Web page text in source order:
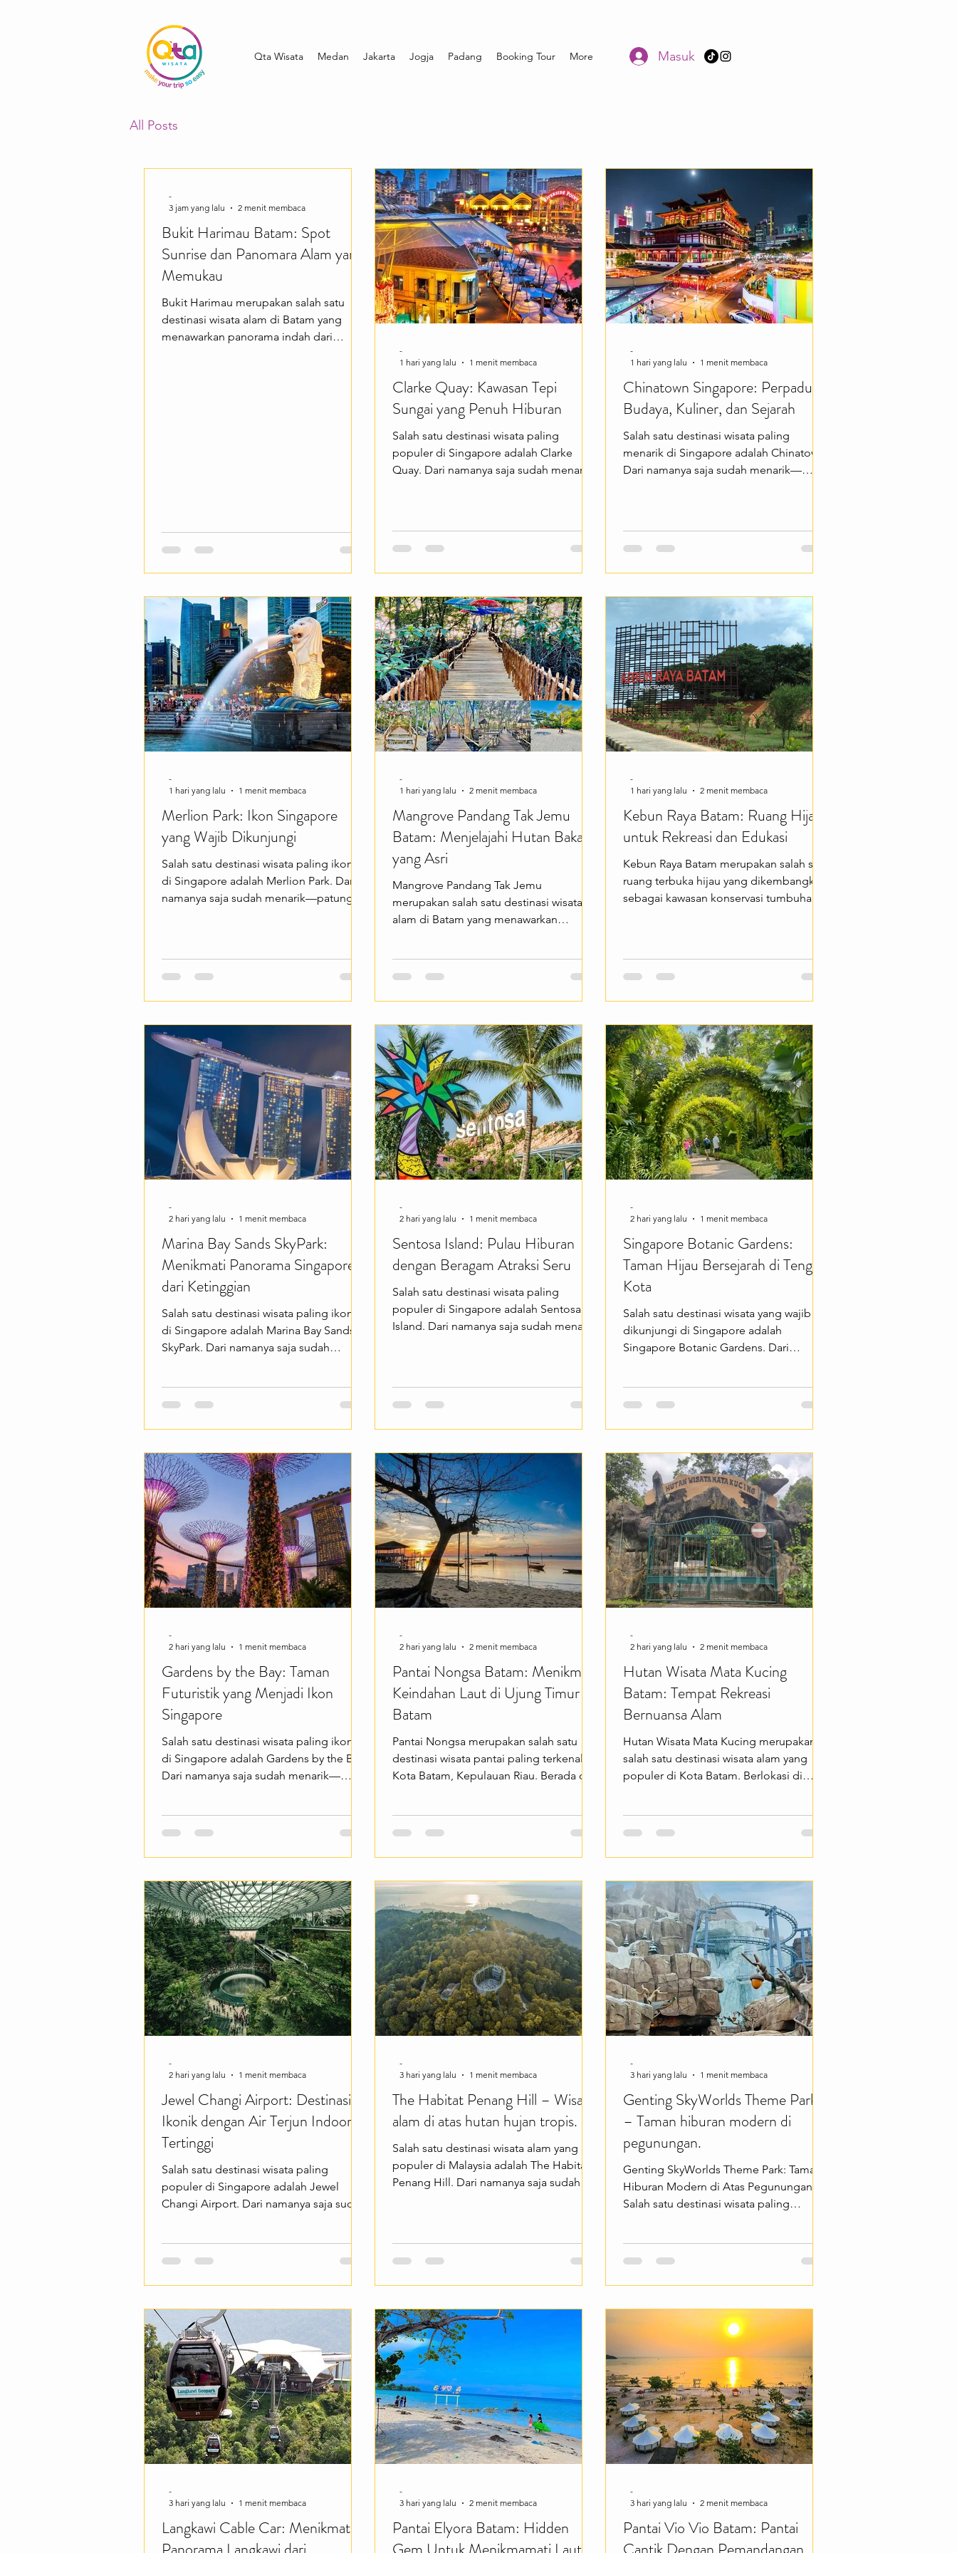
Qta Wisata Medan Jakarta Jogja Padang Booking Tour More Masuk
All Posts
Bukit Harimau Batam: Spot
Sunrise dan Panomara Alam yang
Memukau
Bukit Harimau merupakan salah satu
destinasi wisata alam di Batam yang
menawarkan panorama indah dari
-
3 jam yang lalu
2 menit membaca
Clarke Quay: Kawasan Tepi
Sungai yang Penuh Hiburan
Salah satu destinasi wisata paling
populer di Singapore adalah Clarke
Quay. Dari namanya saja sudah menarik
modern. Cocok buat kamu yang ingin
menikmati sisi berbeda dari Singapore.
pengalaman menarik seperti menikmati
makan malam di tepi sungai, menyusuri
Singapore River dengan kapal wisata,
berburu foto
-
1 hari yang lalu
1 menit membaca
Chinatown Singapore: Perpaduan
Budaya, Kuliner, dan Sejarah
Salah satu destinasi wisata paling
menarik di Singapore adalah Chinatown.
Dari namanya saja sudah menarik—
Cocok buat kamu yang ingin merasakan
suasana budaya khas Tionghoa di
Chinatown menawarkan berbagai
pengalaman menarik seperti mencicipi
makanan khas di hawker centre, berburu
oleh-oleh unik, me
-
1 hari yang lalu
1 menit membaca
Merlion Park: Ikon Singapore
yang Wajib Dikunjungi
Salah satu destinasi wisata paling ikonik
di Singapore adalah Merlion Park. Dari
namanya saja sudah menarik—patung
buat kamu yang ingin mengunjungi
landmark paling terkenal di Negeri
berbagai pengalaman menarik seperti
berfoto dengan latar Marina Bay,
menikmati pemandangan Marina Bay
Sands dan Esplanade, hi
-
1 hari yang lalu
1 menit membaca
Mangrove Pandang Tak Jemu
Batam: Menjelajahi Hutan Bakau
yang Asri
Mangrove Pandang Tak Jemu
merupakan salah satu destinasi wisata
alam di Batam yang menawarkan
pesisir Batam, tempat ini menjadi pilihan
menikmati suasana alam sekaligus
mempelajari pentingnya ekosistem
mangrove bagi lingkungan. Dengan
pemandangan yang hijau, udara yang
segar, serta jalur kayu yang membelah
kawasan hutan bakau, Mangrove
Pandang Tak Jemu menghadirkan
penga
-
1 hari yang lalu
2 menit membaca
Kebun Raya Batam: Ruang Hijau
untuk Rekreasi dan Edukasi
Kebun Raya Batam merupakan salah satu
ruang terbuka hijau yang dikembangkan
sebagai kawasan konservasi tumbuhan,
ini menjadi pilihan tepat bagi wisatawan
yang ingin menikmati wisata alam sambil
keanekaragaman hayati. Bagi masyarakat
maupun wisatawan, Kebun Raya Batam
menawarkan pengalaman berlibur y
-
1 hari yang lalu
2 menit membaca
Marina Bay Sands SkyPark:
Menikmati Panorama Singapore
dari Ketinggian
Salah satu destinasi wisata paling ikonik
di Singapore adalah Marina Bay Sands
SkyPark. Dari namanya saja sudah
menawarkan panorama 360 derajat yang
dari ketinggian. Cocok buat kamu yang
ingin menikmati pemandangan kota
yang spektakuler. Marina Bay Sands
SkyPark menawarkan berbagai
pengalaman menarik seperti melihat
Marina Bay, Gardens by the Bay, dan
deretan gedung pencakar
-
2 hari yang lalu
1 menit membaca
Sentosa Island: Pulau Hiburan
dengan Beragam Atraksi Seru
Salah satu destinasi wisata paling
populer di Singapore adalah Sentosa
Island. Dari namanya saja sudah menarik
yang ingin menikmati liburan penuh
hiburan dalam satu kawasan. Sentosa
pengalaman menarik seperti bersantai di
pantai, mengunjungi Madame Tussauds
Singapore, bermain di Adventure Cove
Waterpar
-
2 hari yang lalu
1 menit membaca
Singapore Botanic Gardens:
Taman Hijau Bersejarah di Tengah
Kota
Salah satu destinasi wisata yang wajib
dikunjungi di Singapore adalah
Singapore Botanic Gardens. Dari
UNESCO ini menawarkan hamparan
tropis yang beragam, dan suasana yang
tenang di tengah hiruk pikuk kota.
Cocok buat kamu yang ingin menikmati
wisata alam sambil bersantai. Singapore
Botanic Gardens menawarkan berbagai
pengalaman menarik seperti berjalan
menyusuri jalur
-
2 hari yang lalu
1 menit membaca
Gardens by the Bay: Taman
Futuristik yang Menjadi Ikon
Singapore
Salah satu destinasi wisata paling ikonik
di Singapore adalah Gardens by the Bay.
Dari namanya saja sudah menarik—
Flower Dome, dan Cloud Forest yang
konsep modern. Cocok buat kamu yang
ingin menikmati perpaduan keindahan
alam dan teknologi dalam satu tempat.
Gardens by the Bay menawarkan
berbagai pengalaman menarik seperti
berjalan di OCBC Skyway, mengunjungi
Flower Dom
-
2 hari yang lalu
1 menit membaca
Pantai Nongsa Batam: Menikmati
Keindahan Laut di Ujung Timur
Batam
Pantai Nongsa merupakan salah satu
destinasi wisata pantai paling terkenal di
Kota Batam, Kepulauan Riau. Berada di
pasir yang bersih, air laut yang tenang,
ke Singapura. Lokasinya yang mudah
dijangkau menjadikan Pantai Nongsa
sebagai pilihan favorit bagi wisatawan
lokal maupun mancanegara yang ingin
menikmati suasana pantai yang
menenangkan. Selain keindahan
alamnya, ka
-
2 hari yang lalu
2 menit membaca
Hutan Wisata Mata Kucing
Batam: Tempat Rekreasi
Bernuansa Alam
Hutan Wisata Mata Kucing merupakan
salah satu destinasi wisata alam yang
populer di Kota Batam. Berlokasi di
sejuk, dan lingkungan yang asri,
wisatawan yang ingin beristirahat sejenak
dari hiruk pikuk perkotaan. Selain
menjadi tempat rekreasi, Hutan Wisata
Mata Kucing juga sering dimanfaatkan
sebagai lokasi edukasi, olahraga, dan
kegiatan luar ruangan. Dengan berbagai
fasilitas
-
2 hari yang lalu
2 menit membaca
Jewel Changi Airport: Destinasi
Ikonik dengan Air Terjun Indoor
Tertinggi
Salah satu destinasi wisata paling
populer di Singapore adalah Jewel
Changi Airport. Dari namanya saja sudah
indoor tertinggi di dunia, yang
Cocok buat kamu yang ingin menikmati
pengalaman wisata unik bahkan
sebelum memulai perjalanan. Jewel
Changi Airport menawarkan berbagai
pengalaman menarik seperti berjalan di
Canopy Park, menjelajahi Shiseido
Forest Valley, berb
-
2 hari yang lalu
1 menit membaca
The Habitat Penang Hill – Wisata
alam di atas hutan hujan tropis.
Salah satu destinasi wisata alam yang
populer di Malaysia adalah The Habitat
Penang Hill. Dari namanya saja sudah
panorama alam yang memukau. Cocok
buat kamu yang ingin melepas penat
tenang. The Habitat Penang Hill
menawarkan berbagai pengalaman
menarik seperti berjalan di jalur alam
yang dikelilingi p
-
3 hari yang lalu
1 menit membaca
Genting SkyWorlds Theme Park
– Taman hiburan modern di
pegunungan.
Genting SkyWorlds Theme Park: Taman
Hiburan Modern di Atas Pegunungan
Salah satu destinasi wisata paling
saja sudah menarik—taman hiburan
wahana seru dengan latar pegunungan
yang sejuk dan pemandangan alam yang
memukau. Cocok buat kamu yang ingin
menikmati liburan penuh keseruan
bersama keluarga maupun teman.
Genting SkyWorlds Theme Park
menawarkan berbagai pengalaman m
-
3 hari yang lalu
1 menit membaca
Langkawi Cable Car: Menikmati
-
3 hari yang lalu
1 menit membaca
Pantai Elyora Batam: Hidden
-
3 hari yang lalu
2 menit membaca
Pantai Vio Vio Batam: Pantai
-
3 hari yang lalu
2 menit membaca